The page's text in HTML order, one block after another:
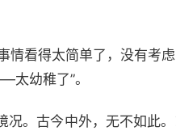
情看得太简单了，没有考
太幼稚了”。
况。古今中外，无不如此